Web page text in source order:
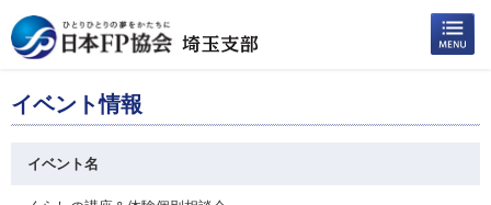
イベント情報
イベント名